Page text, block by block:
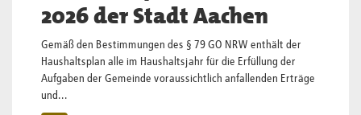
2026 der Stadt Aachen
Gemäß den Bestimmungen des § 79 GO NRW enthält der
Haushaltsplan alle im Haushaltsjahr für die Erfüllung der
Aufgaben der Gemeinde voraussichtlich anfallenden Erträge
und...